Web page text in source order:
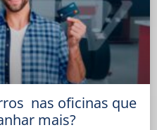
nas oficinas que
mais?